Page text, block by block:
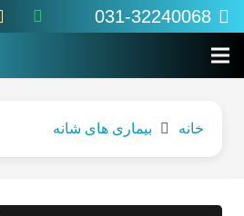
031-32240068
خانه بیماری های شانه